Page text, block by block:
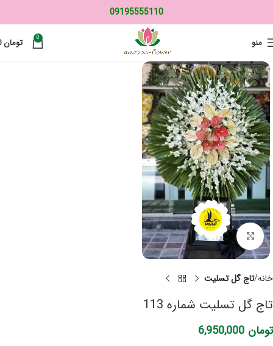
09195555110
منو 0 تومان0
برای بزرگنمایی کلیک کنید
خانه تاج گل تسلیت
تاج گل تسلیت شماره 113
تومان